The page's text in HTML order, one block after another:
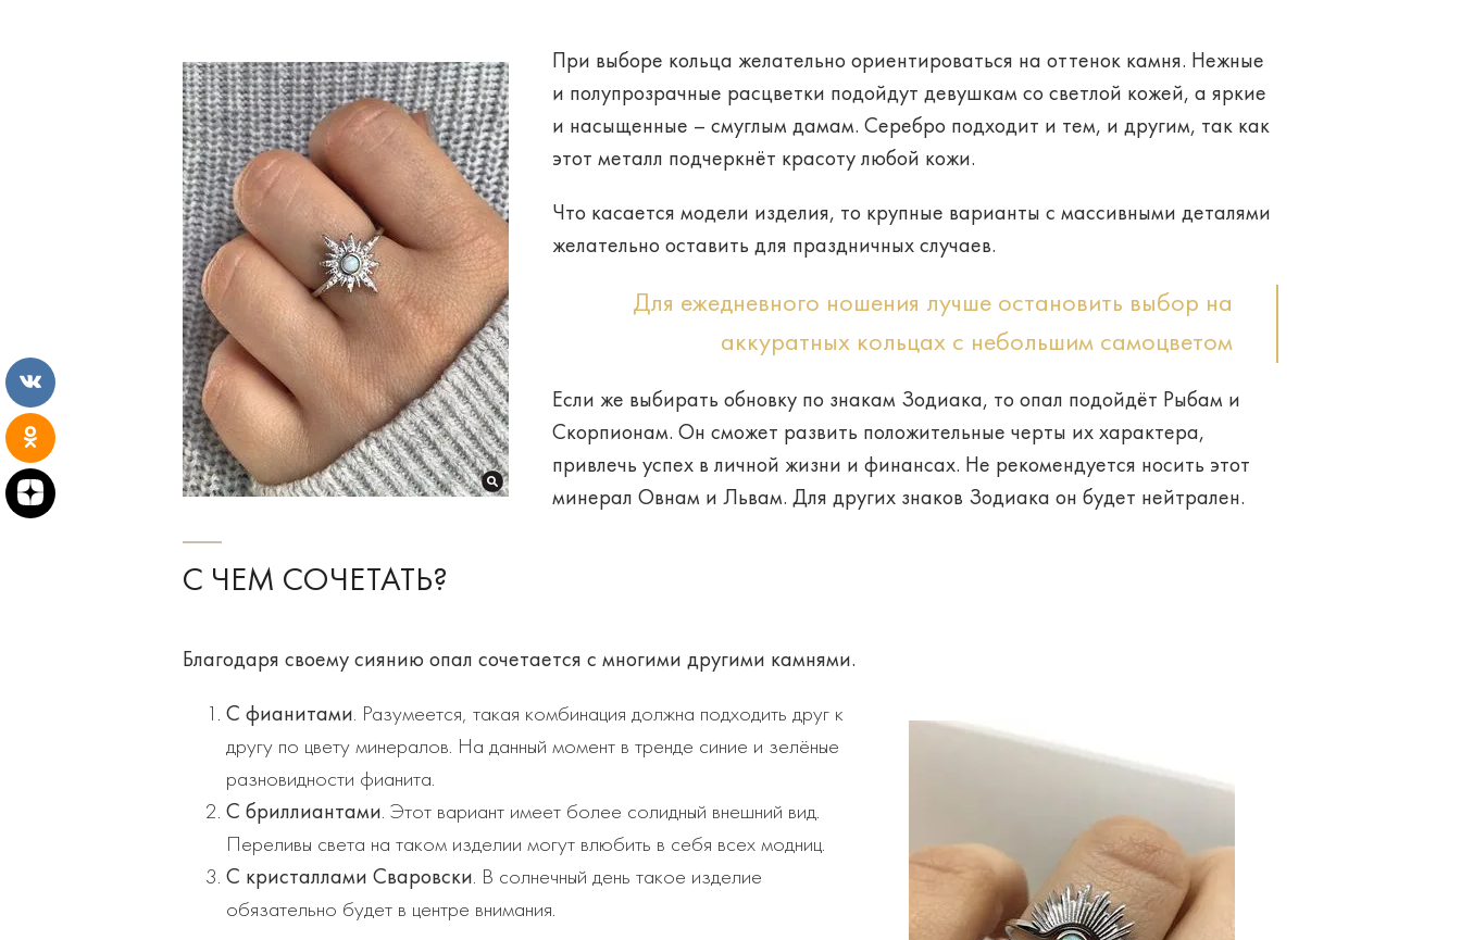
При выборе кольца желательно ориентироваться на оттенок камня. Нежные
и полупрозрачные расцветки подойдут девушкам со светлой кожей, а яркие
и насыщенные – смуглым дамам. Серебро подходит и тем, и другим, так как
этот металл подчеркнёт красоту любой кожи.
Что касается модели изделия, то крупные варианты с массивными деталями
желательно оставить для праздничных случаев.
Для ежедневного ношения лучше остановить выбор на
аккуратных кольцах с небольшим самоцветом
Если же выбирать обновку по знакам Зодиака, то опал подойдёт Рыбам и
Скорпионам. Он сможет развить положительные черты их характера,
привлечь успех в личной жизни и финансах. Не рекомендуется носить этот
минерал Овнам и Львам. Для других знаков Зодиака он будет нейтрален.
С ЧЕМ СОЧЕТАТЬ?
Благодаря своему сиянию опал сочетается с многими другими камнями.
С фианитами. Разумеется, такая комбинация должна подходить друг к
другу по цвету минералов. На данный момент в тренде синие и зелёные
разновидности фианита.
С бриллиантами. Этот вариант имеет более солидный внешний вид.
Переливы света на таком изделии могут влюбить в себя всех модниц.
С кристаллами Сваровски. В солнечный день такое изделие
обязательно будет в центре внимания.